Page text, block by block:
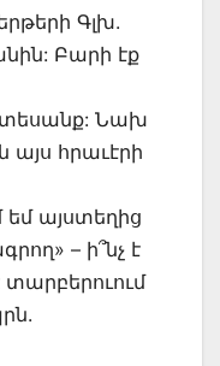
Գլխ.
Բարի էք
Նախ
այս հրաւէրի
եմ այստեղից
– ի՞նչ է
տարբերուում